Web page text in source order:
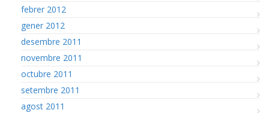
febrer 2012
gener 2012
desembre 2011
novembre 2011
octubre 2011
setembre 2011
agost 2011